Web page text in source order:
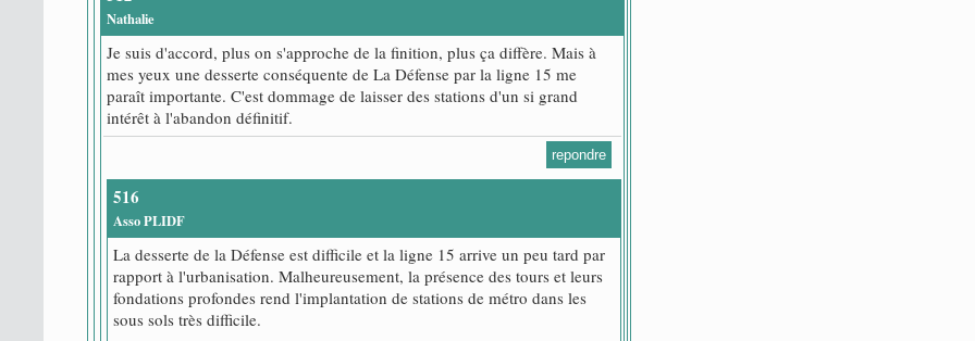
Nathalie
Je suis d'accord, plus on s'approche de la finition, plus ça diffère. Mais à
mes yeux une desserte conséquente de La Défense par la ligne 15 me
paraît importante. C'est dommage de laisser des stations d'un si grand
intérêt à l'abandon définitif.
repondre
516
Asso PLIDF
La desserte de la Défense est difficile et la ligne 15 arrive un peu tard par
rapport à l'urbanisation. Malheureusement, la présence des tours et leurs
fondations profondes rend l'implantation de stations de métro dans les
sous sols très difficile.